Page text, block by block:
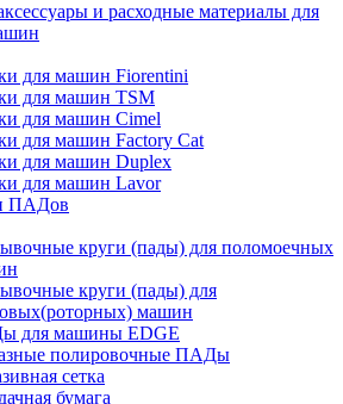
и расходные материалы для
для машин Fiorentini
для машин TSM
для машин Cimel
для машин Factory Cat
для машин Duplex
для машин Lavor
ПАДов
круги (пады) для поломоечных
круги (пады) для
машин
для машины EDGE
полировочные ПАДы
сетка
бумага